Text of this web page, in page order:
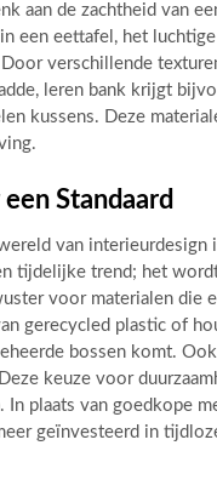
aan de zachtheid van
een eettafel, het
verschillende
leren bank krijgt
kussens. Deze
Standaard
van interieurdesign
tijdelijke trend; het
voor materialen die
gerecycled plastic of
bossen komt.
keuze voor
plaats van goedkope
geïnvesteerd in